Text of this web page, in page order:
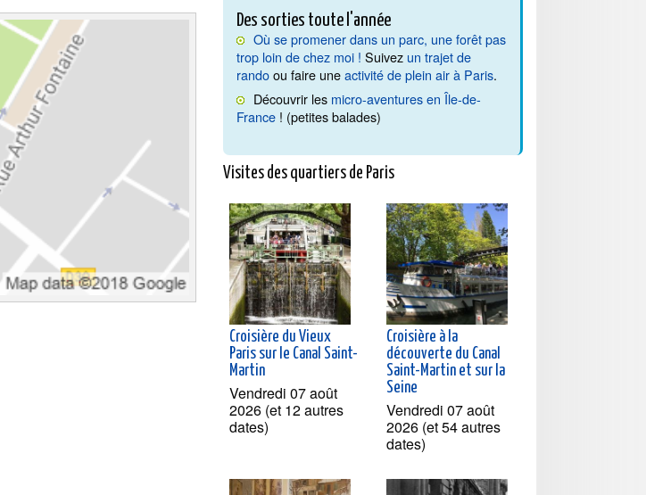
Des sorties toute l'année
Où se promener dans un parc, une forêt pas
trop loin de chez moi ! Suivez un trajet de
randoou faire uneactivité de plein air à Paris.
Découvrir les micro-aventures en Île-de-
France ! (petites balades)
Visites des quartiers de Paris
Croisière du Vieux
Paris sur le Canal Saint-
Martin
Vendredi 07 août
2026 (et 12 autres
dates)
Croisière à la
découverte du Canal
Saint-Martin et sur la
Seine
Vendredi 07 août
2026 (et 54 autres
dates)